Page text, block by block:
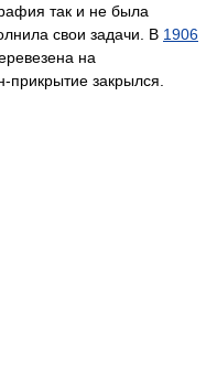
так и не была
свои задачи. В 1906
на
прикрытие закрылся.